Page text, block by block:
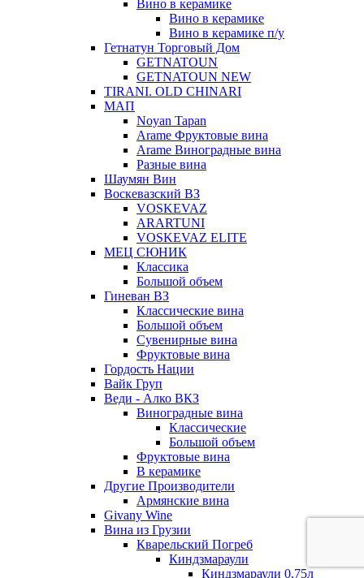
Вино в керамике
Вино в керамике
Вино в керамике п/у
Гетнатун Торговый Дом
GETNATOUN
GETNATOUN NEW
TIRANI. OLD CHINARI
МАП
Noyan Tapan
Arame Фруктовые вина
Arame Виноградные вина
Разные вина
Шаумян Вин
Воскевазский ВЗ
VOSKEVAZ
ARARTUNI
VOSKEVAZ ELITE
МЕЦ СЮНИК
Классика
Большой объем
Гиневан ВЗ
Классические вина
Большой объем
Сувенирные вина
Фруктовые вина
Гордость Нации
Вайк Груп
Веди - Алко ВКЗ
Виноградные вина
Классические
Большой объем
Фруктовые вина
В керамике
Другие Производители
Армянские вина
Givany Wine
Вина из Грузии
Кварельский Погреб
Киндзмараули
Киндзмараули 0,75л